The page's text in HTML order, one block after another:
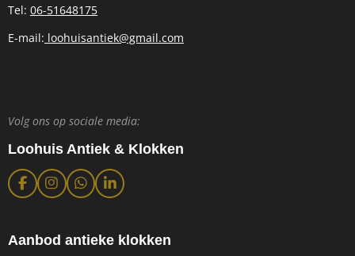
Tel: 06-51648175
E-mail: loohuisantiek@gmail.com
Volg ons op sociale media:
Loohuis Antiek & Klokken
F
a
b
I
n
a
W
h
s
L
i
e
Aanbod antieke klokken